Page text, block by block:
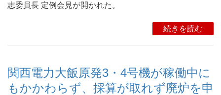
志委員長 定例会見が開かれた。
続きを読む
関西電力大飯原発3・4号機が稼働中に
もかかわらず、採算が取れず廃炉を申